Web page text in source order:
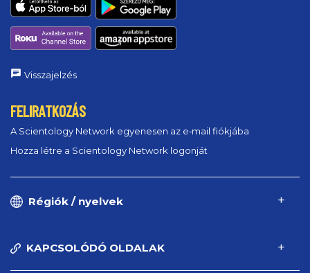
Visszajelzés
FELIRATKOZÁS
A Scientology Network egyenesen az e‑mail fiókjába
Hozza létre a Scientology Network logonját
Régiók / nyelvek
KAPCSOLÓDÓ OLDALAK